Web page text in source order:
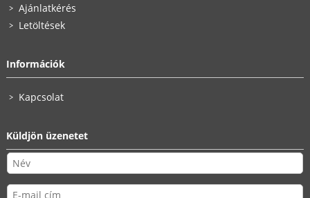
Ajánlatkérés
Letöltések
Információk
Kapcsolat
Küldjön üzenetet